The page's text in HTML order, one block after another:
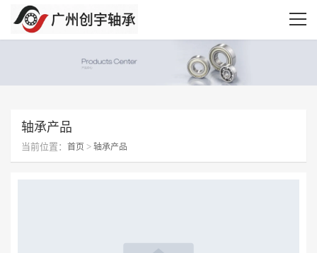
轴承产品
当前位置： 首页 > 轴承产品